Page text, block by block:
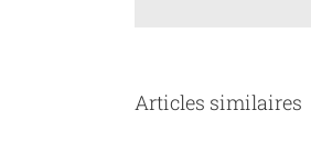
Articles similaires